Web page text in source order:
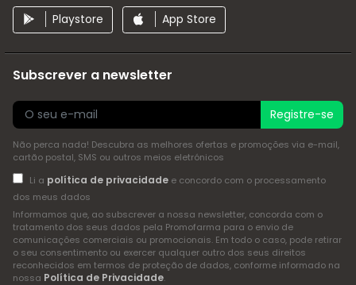
Playstore App Store
Subscrever a newsletter
Registre-se
Não perca nada! Descubra as melhores ofertas e promoções via e-mail,
cartão postal, SMS ou outros meios eletrónicos
Li a política de privacidadee concordo com o processamento
dos meus dados
Informamos que, ao subscrever a nossa newsletter, concorda com o
tratamento dos seus dados pela Promofarma para o envio de
comunicações comerciais ou promocionais. Em todo o caso, pode retirar
o seu consentimento ou exercer qualquer outro dos seus direitos
reconhecidos em termos de proteção de dados, conforme informado na
nossa Política de Privacidade.